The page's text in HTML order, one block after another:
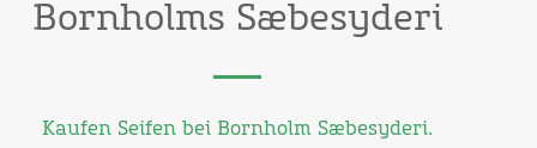
Bornholms Sæbesyderi
Kaufen Seifen bei Bornholm Sæbesyderi.